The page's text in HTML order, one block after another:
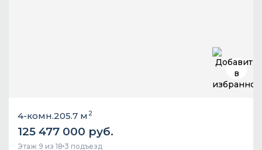
4-комн.205.7 м 2
125 477 000 руб.
Этаж 9 из 18 3 подъезд